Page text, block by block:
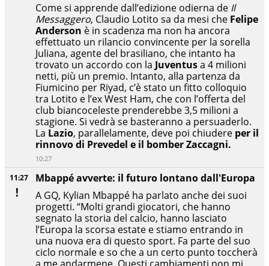
11:27
Mbappé avverte: il futuro lontano dall'Europa
A GQ, Kylian Mbappé ha parlato anche dei suoi
progetti. “Molti grandi giocatori, che hanno
segnato la storia del calcio, hanno lasciato
l’Europa la scorsa estate e stiamo entrando in
una nuova era di questo sport. Fa parte del suo
ciclo normale e so che a un certo punto toccherà
Come si apprende dall’edizione odierna de Il
Messaggero, Claudio Lotito sa da mesi che Felipe
Anderson è in scadenza ma non ha ancora
effettuato un rilancio convincente per la sorella
Juliana, agente del brasiliano, che intanto ha
trovato un accordo con la Juventusa 4 milioni
netti, più un premio. Intanto, alla partenza da
Fiumicino per Riyad, c’è stato un fitto colloquio
tra Lotito e l’ex West Ham, che con l’offerta del
club biancoceleste prenderebbe 3,5 milioni a
stagione. Si vedrà se basteranno a persuaderlo.
La Lazio, parallelamente, deve poi chiudere per il
rinnovo di Prevedel e il bomber Zaccagni.
10:27